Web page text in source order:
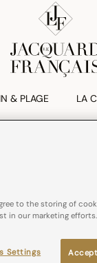
& PLAGE LA
to the storing of
in our marketing efforts.
Settings